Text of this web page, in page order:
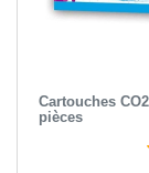
Cartouches
pièces